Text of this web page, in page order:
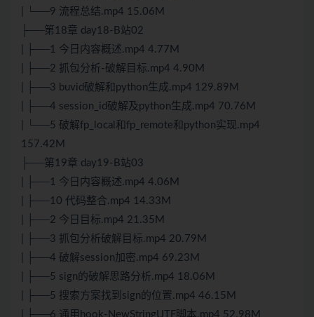
| └──9 流程总结.mp4 15.06M
├──第18章 day18-B站02
| ├──1 今日内容概述.mp4 4.77M
| ├──2 抓包分析-破解目标.mp4 4.90M
| ├──3 buvid破解和python生成.mp4 129.89M
| ├──4 session_id破解及python生成.mp4 70.76M
| └──5 破解fp_local和fp_remote和python实现.mp4
157.42M
├──第19章 day19-B站03
| ├──1 今日内容概述.mp4 4.06M
| ├──10 代码整合.mp4 14.33M
| ├──2 今日目标.mp4 21.35M
| ├──3 抓包分析破解目标.mp4 20.79M
| ├──4 破解session加密.mp4 69.23M
| ├──5 sign的破解思路分析.mp4 18.06M
| ├──5 搜索方案找到sign的位置.mp4 46.15M
| ├──6 通用hook-NewStringUTF脚本.mp4 52.98M